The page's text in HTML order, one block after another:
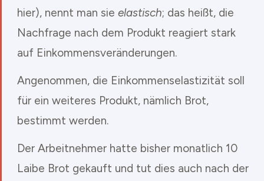
hier), nennt man sie elastisch; das heißt, die
Nachfrage nach dem Produkt reagiert stark
auf Einkommensveränderungen.
Angenommen, die Einkommenselastizität soll
für ein weiteres Produkt, nämlich Brot,
bestimmt werden.
Der Arbeitnehmer hatte bisher monatlich 10
Laibe Brot gekauft und tut dies auch nach der